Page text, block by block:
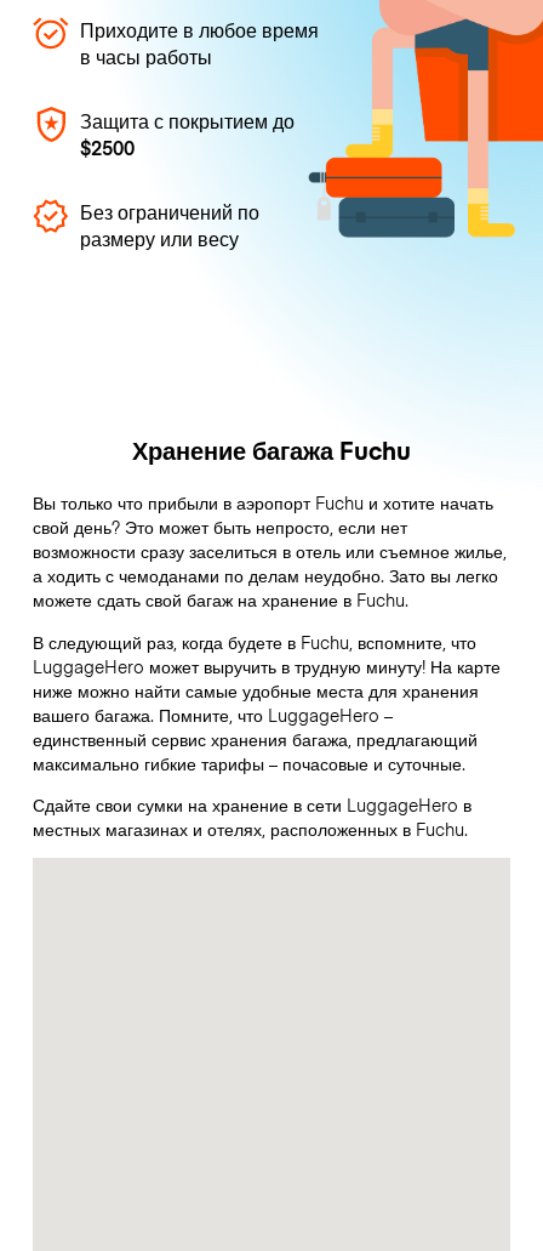
Приходите в любое время
в часы работы
Защита с покрытием до
$2500
Без ограничений по
размеру или весу
Хранение багажа Fuchu
Вы только что прибыли в аэропорт Fuchu и хотите начать
свой день? Это может быть непросто, если нет
возможности сразу заселиться в отель или съемное жилье,
а ходить с чемоданами по делам неудобно. Зато вы легко
можете сдать свой багаж на хранение в Fuchu.
В следующий раз, когда будете в Fuchu, вспомните, что
LuggageHero может выручить в трудную минуту! На карте
ниже можно найти самые удобные места для хранения
вашего багажа. Помните, что LuggageHero –
единственный сервис хранения багажа, предлагающий
максимально гибкие тарифы – почасовые и суточные.
Сдайте свои сумки на хранение в сети LuggageHero в
местных магазинах и отелях, расположенных в Fuchu.